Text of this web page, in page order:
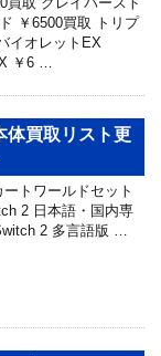
￥6500買取 トリプ
イオレットEX
￥6 …
買取リスト更
トワールドセット
2 日本語・国内専
2 多言語版 …